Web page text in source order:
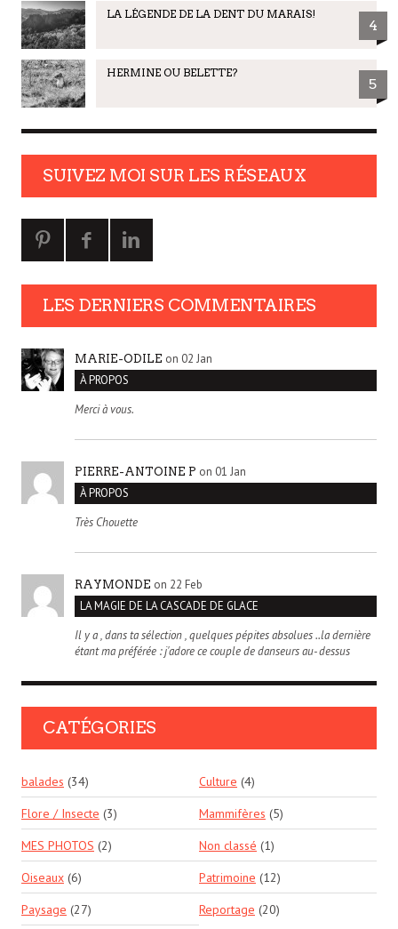
LA LÉGENDE DE LA DENT DU MARAIS!
4
HERMINE OU BELETTE?
5
SUIVEZ MOI SUR LES RÉSEAUX
LES DERNIERS COMMENTAIRES
MARIE-ODILE on 02 Jan
À PROPOS
Merci à vous.
PIERRE-ANTOINE P on 01 Jan
À PROPOS
Très Chouette
RAYMONDE on 22 Feb
LA MAGIE DE LA CASCADE DE GLACE
Il y a , dans ta sélection , quelques pépites absolues ..la dernière
étant ma préférée : j'adore ce couple de danseurs au- dessus
CATÉGORIES
balades (34) Culture (4)
Flore / Insecte (3) Mammifères (5)
MES PHOTOS (2) Non classé (1)
Oiseaux (6) Patrimoine (12)
Paysage (27) Reportage (20)